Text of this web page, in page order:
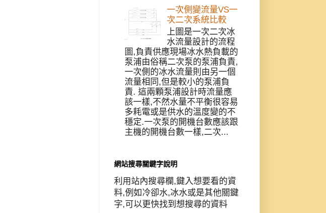
一次側變流量VS一
次二次系統比較
上圖是一次二次冰
水流量設計的流程
圖,負責供應現場冰水熱負載的
泵浦由俗稱二次泵的泵浦負責,
一次側的冰水流量則由另一個
流量相同,但是較小的泵浦負
責. 這兩顆泵浦設計時流量應
該一樣,不然水量不平衡很容易
多耗電或是供水的溫度變的不
穩定.一次泵的開機台數應該跟
主機的開機台數一樣,二次...
網站搜尋關鍵字說明
利用站內搜尋欄,鍵入想要看的資
料,例如冷卻水,冰水或是其他關鍵
字,可以更快找到想搜尋的資料